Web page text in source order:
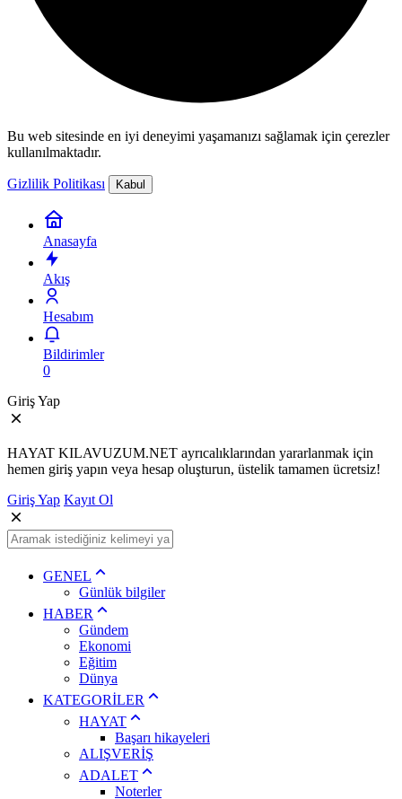
Bu web sitesinde en iyi deneyimi yaşamanızı sağlamak için çerezler
kullanılmaktadır.
Gizlilik Politikası Kabul
Anasayfa
Akış
Hesabım
Bildirimler
0
Giriş Yap
HAYAT KILAVUZUM.NET ayrıcalıklarından yararlanmak için
hemen giriş yapın veya hesap oluşturun, üstelik tamamen ücretsiz!
Giriş Yap Kayıt Ol
GENEL
Günlük bilgiler
HABER
Gündem
Ekonomi
Eğitim
Dünya
KATEGORİLER
HAYAT
Başarı hikayeleri
ALIŞVERİŞ
ADALET
Noterler